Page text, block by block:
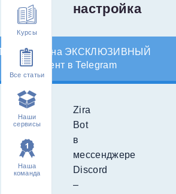
Курсы
Все статьи
Наши
сервисы
Наша
команда
настройка
на ЭКСКЛЮЗИВНЫЙ
контент в Telegram
Zira
Bot
в
мессенджере
Discord
–